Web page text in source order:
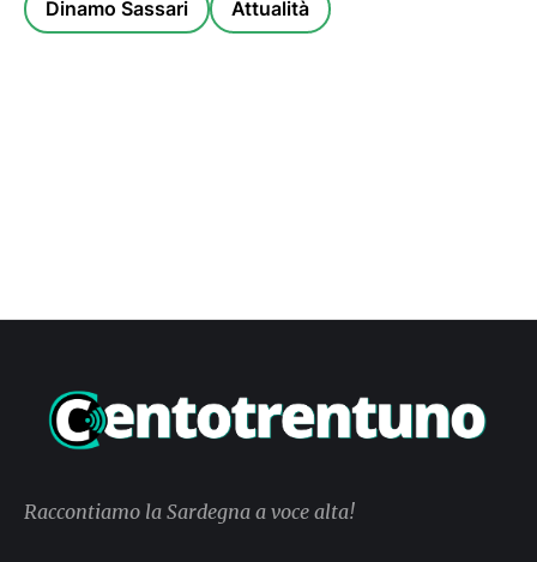
Dinamo Sassari Attualità
Raccontiamo la Sardegna a voce alta!